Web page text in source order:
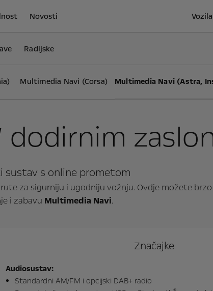
Novosti
Radijske
Multimedia Navi (Corsa) Multimedia Navi (Astra,
dodirnim
sustav s online prometom
za sigurniju i ugodniju vožnju. Ovdje možete
i zabavu Multimedia Navi.
Značajke
Audiosustav:
Standardni AM/FM i opcijski DAB+ radio